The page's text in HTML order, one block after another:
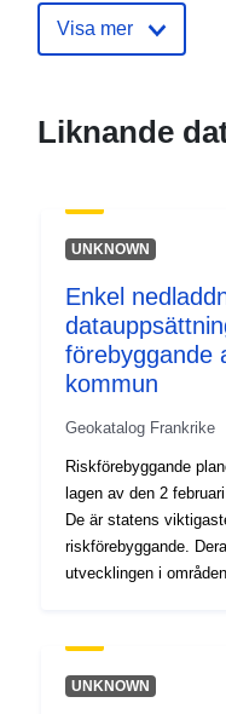
Typ:
Visa mer
Liknande
UNKNOWN
Enkel
förebyggande
kommun
Geokatalog Frankrike
Riskförebyggande
lagen av den 2
De är statens
riskförebyggande.
utvecklingen i
planer reglerar
genom byggförbud
UNKNOWN